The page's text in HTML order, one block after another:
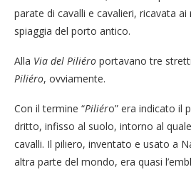
parate di cavalli e cavalieri, ricavata ai
spiaggia del porto antico.
Alla Via del Piliéro portavano tre
Piliéro, ovviamente.
Con il termine “Piliéro” era indicato il
dritto, infisso al suolo, intorno al
cavalli. Il piliero, inventato e usato a
altra parte del mondo, era quasi